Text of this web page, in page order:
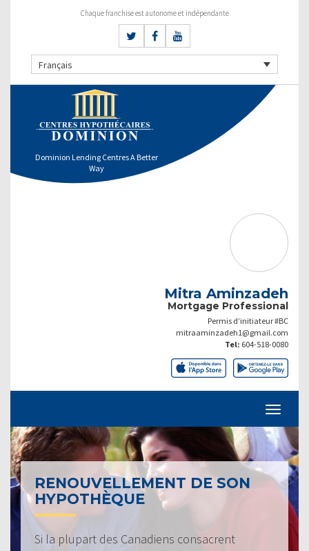
Chaque franchise est autonome et indépendante
Français
Dominion Lending Centres A Better
Way
Mitra Aminzadeh
Mortgage Professional
Permis d’initiateur #BC
mitraaminzadeh1@gmail.com
Tel: 604-518-0080
RENOUVELLEMENT DE SON
HYPOTHÈQUE
Si la plupart des Canadiens consacrent